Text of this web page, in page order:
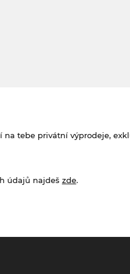
tebe privátní výprodeje,
údajů najdeš zde.